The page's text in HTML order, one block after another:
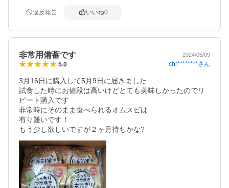
違反報告 いいね0
非常用備蓄です 2024/05/09
5.0 chr********さん
3月16日に購入して5月9日に届きました
試食した時にお値段は高いけどとても美味しかったのでリ
ピート購入です
非常時にそのまま食べられるオムスビは
有り難いです！